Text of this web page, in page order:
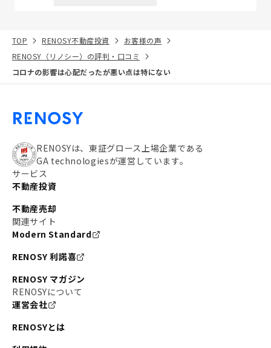
TOP RENOSY不動産投資
お客様の声
RENOSY（リノシー）の評判・口コミ
コロナの影響は心配だったが悪い点は特にない
RENOSYは、東証グロース上場企業である
GA technologiesが運営しています。
サービス
不動産投資
不動産売却
関連サイト
Modern Standard
RENOSY 利諾喜
RENOSY マガジン
RENOSYについて
運営会社
RENOSYとは